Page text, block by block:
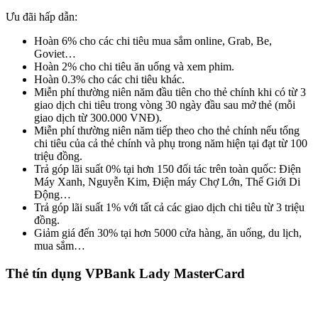
Ưu đãi hấp dẫn:
Hoàn 6% cho các chi tiêu mua sắm online, Grab, Be,
Goviet…
Hoàn 2% cho chi tiêu ăn uống và xem phim.
Hoàn 0.3% cho các chi tiêu khác.
Miễn phí thường niên năm đầu tiên cho thẻ chính khi có từ 3
giao dịch chi tiêu trong vòng 30 ngày đầu sau mở thẻ (mỗi
giao dịch từ 300.000 VNĐ).
Miễn phí thường niên năm tiếp theo cho thẻ chính nếu tổng
chi tiêu của cả thẻ chính và phụ trong năm hiện tại đạt từ 100
triệu đồng.
Trả góp lãi suất 0% tại hơn 150 đối tác trên toàn quốc: Điện
Máy Xanh, Nguyễn Kim, Điện máy Chợ Lớn, Thế Giới Di
Động…
Trả góp lãi suất 1% với tất cả các giao dịch chi tiêu từ 3 triệu
đồng.
Giảm giá đến 30% tại hơn 5000 cửa hàng, ăn uống, du lịch,
mua sắm…
Thẻ tín dụng VPBank Lady MasterCard